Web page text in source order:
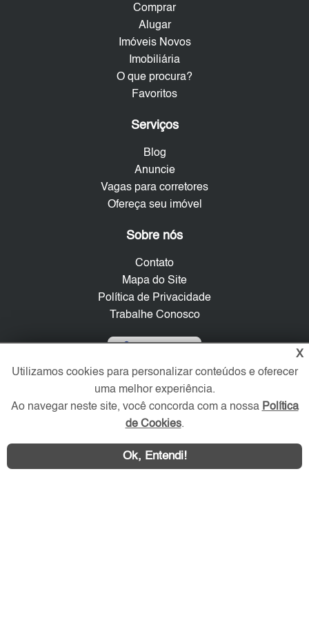
Comprar
Alugar
Imóveis Novos
Imobiliária
O que procura?
Favoritos
Serviços
Blog
Anuncie
Vagas para corretores
Ofereça seu imóvel
Sobre nós
Contato
Mapa do Site
Política de Privacidade
Trabalhe Conosco
Redes Sociais
X
Utilizamos cookies para personalizar conteúdos e oferecer
uma melhor experiência.
Ao navegar neste site, você concorda com a nossa Política
de Cookies.
Ok, Entendi!